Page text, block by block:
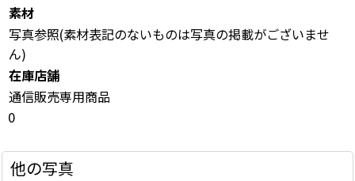
素材
写真参照(素材表記のないものは写真の掲載がございませ
ん)
在庫店舗
通信販売専用商品
0
他の写真